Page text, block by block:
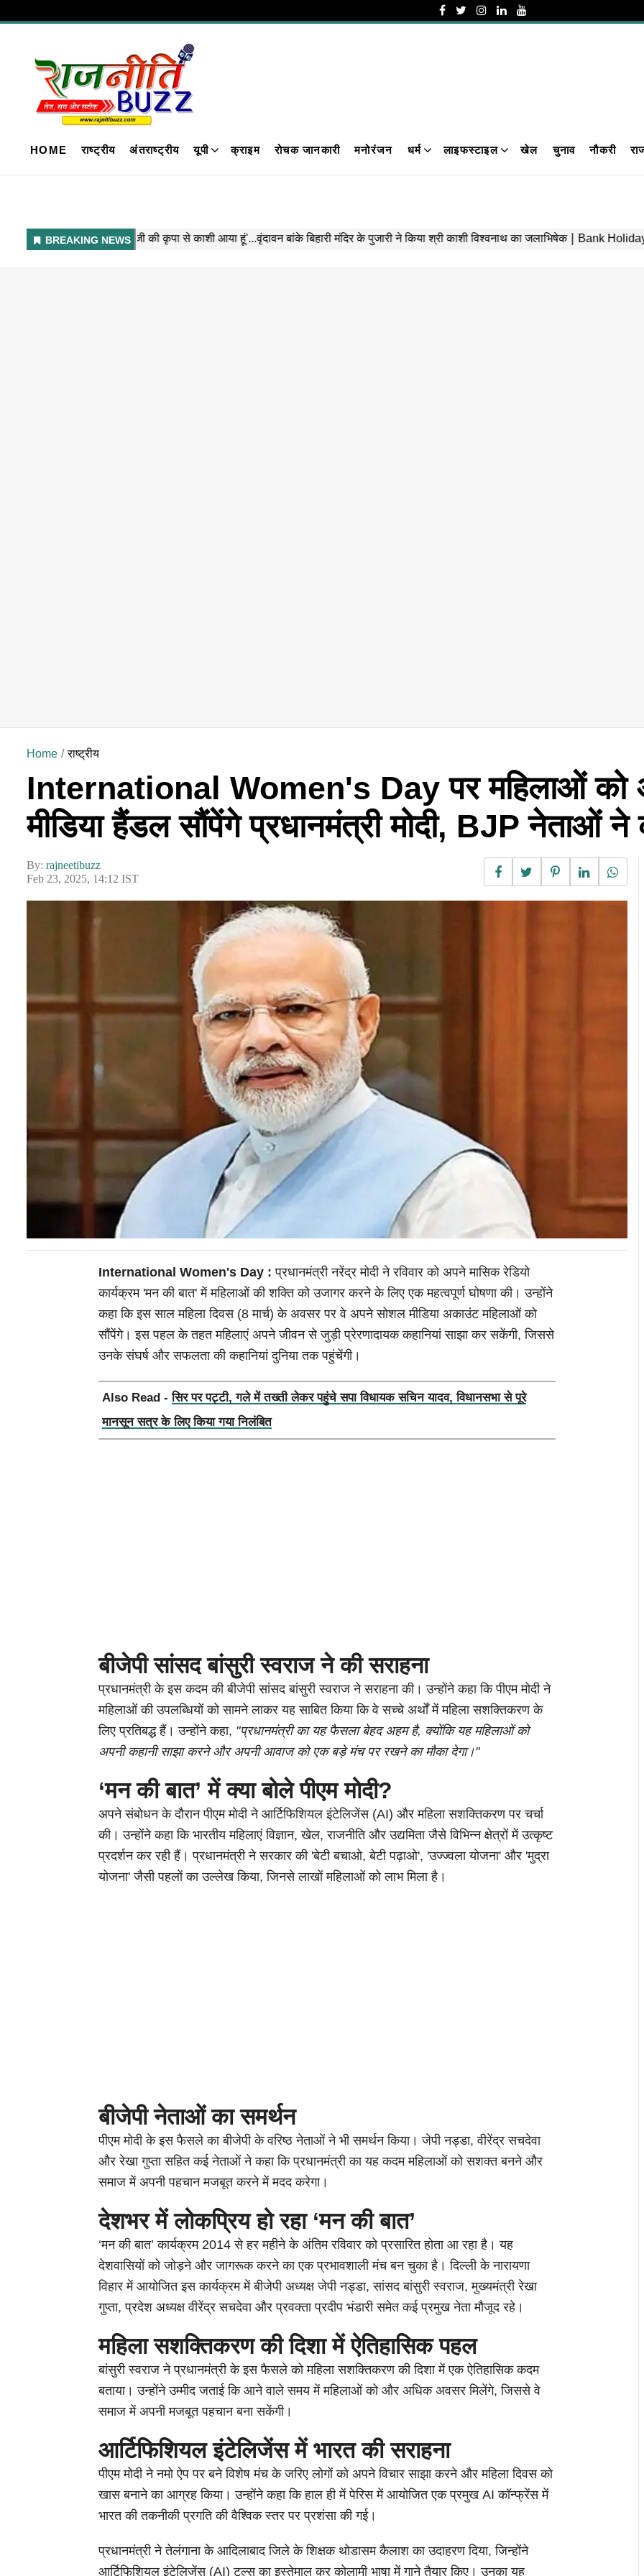
HOME राष्ट्रीय अंतराष्ट्रीय यूपी क्राइम रोचक जानकारी मनोरंजन धर्म लाइफस्टाइल खेल चुनाव नौकरी
Home राष्ट्रीय
International Women's Day पर महिलाओं को
मीडिया हैंडल सौंपेंगे प्रधानमंत्री मोदी, BJP नेताओं ने
By: rajneetibuzz
Feb 23, 2025, 14:12 IST
International Women's Day :प्रधानमंत्री नरेंद्र मोदी ने रविवार को अपने मासिक रेडियो
कार्यक्रम 'मन की बात' में महिलाओं की शक्ति को उजागर करने के लिए एक महत्वपूर्ण घोषणा की। उन्होंने
कहा कि इस साल महिला दिवस (8 मार्च) के अवसर पर वे अपने सोशल मीडिया अकाउंट महिलाओं को
सौंपेंगे। इस पहल के तहत महिलाएं अपने जीवन से जुड़ी प्रेरणादायक कहानियां साझा कर सकेंगी, जिससे
उनके संघर्ष और सफलता की कहानियां दुनिया तक पहुंचेंगी।
Also Read -सिर पर पट्टी, गले में तख्ती लेकर पहुंचे सपा विधायक सचिन यादव, विधानसभा से पूरे
मानसून सत्र के लिए किया गया निलंबित
बीजेपी सांसद बांसुरी स्वराज ने की सराहना
प्रधानमंत्री के इस कदम की बीजेपी सांसद बांसुरी स्वराज ने सराहना की। उन्होंने कहा कि पीएम मोदी ने
महिलाओं की उपलब्धियों को सामने लाकर यह साबित किया कि वे सच्चे अर्थों में महिला सशक्तिकरण के
लिए प्रतिबद्ध हैं। उन्होंने कहा, "प्रधानमंत्री का यह फैसला बेहद अहम है, क्योंकि यह महिलाओं को
अपनी कहानी साझा करने और अपनी आवाज को एक बड़े मंच पर रखने का मौका देगा।"
‘मन की बात’ में क्या बोले पीएम मोदी?
अपने संबोधन के दौरान पीएम मोदी ने आर्टिफिशियल इंटेलिजेंस (AI) और महिला सशक्तिकरण पर चर्चा
की। उन्होंने कहा कि भारतीय महिलाएं विज्ञान, खेल, राजनीति और उद्यमिता जैसे विभिन्न क्षेत्रों में उत्कृष्ट
प्रदर्शन कर रही हैं। प्रधानमंत्री ने सरकार की 'बेटी बचाओ, बेटी पढ़ाओ', 'उज्ज्वला योजना' और 'मुद्रा
योजना' जैसी पहलों का उल्लेख किया, जिनसे लाखों महिलाओं को लाभ मिला है।
बीजेपी नेताओं का समर्थन
पीएम मोदी के इस फैसले का बीजेपी के वरिष्ठ नेताओं ने भी समर्थन किया। जेपी नड्डा, वीरेंद्र सचदेवा
और रेखा गुप्ता सहित कई नेताओं ने कहा कि प्रधानमंत्री का यह कदम महिलाओं को सशक्त बनने और
समाज में अपनी पहचान मजबूत करने में मदद करेगा।
देशभर में लोकप्रिय हो रहा ‘मन की बात’
‘मन की बात’ कार्यक्रम 2014 से हर महीने के अंतिम रविवार को प्रसारित होता आ रहा है। यह
देशवासियों को जोड़ने और जागरूक करने का एक प्रभावशाली मंच बन चुका है। दिल्ली के नारायणा
विहार में आयोजित इस कार्यक्रम में बीजेपी अध्यक्ष जेपी नड्डा, सांसद बांसुरी स्वराज, मुख्यमंत्री रेखा
गुप्ता, प्रदेश अध्यक्ष वीरेंद्र सचदेवा और प्रवक्ता प्रदीप भंडारी समेत कई प्रमुख नेता मौजूद रहे।
महिला सशक्तिकरण की दिशा में ऐतिहासिक पहल
बांसुरी स्वराज ने प्रधानमंत्री के इस फैसले को महिला सशक्तिकरण की दिशा में एक ऐतिहासिक कदम
बताया। उन्होंने उम्मीद जताई कि आने वाले समय में महिलाओं को और अधिक अवसर मिलेंगे, जिससे वे
समाज में अपनी मजबूत पहचान बना सकेंगी।
आर्टिफिशियल इंटेलिजेंस में भारत की सराहना
पीएम मोदी ने नमो ऐप पर बने विशेष मंच के जरिए लोगों को अपने विचार साझा करने और महिला दिवस को
खास बनाने का आग्रह किया। उन्होंने कहा कि हाल ही में पेरिस में आयोजित एक प्रमुख AI कॉन्फ्रेंस में
भारत की तकनीकी प्रगति की वैश्विक स्तर पर प्रशंसा की गई।
प्रधानमंत्री ने तेलंगाना के आदिलाबाद जिले के शिक्षक थोडासम कैलाश का उदाहरण दिया, जिन्होंने
आर्टिफिशियल इंटेलिजेंस (AI) टूल्स का इस्तेमाल कर कोलामी भाषा में गाने तैयार किए। उनका यह